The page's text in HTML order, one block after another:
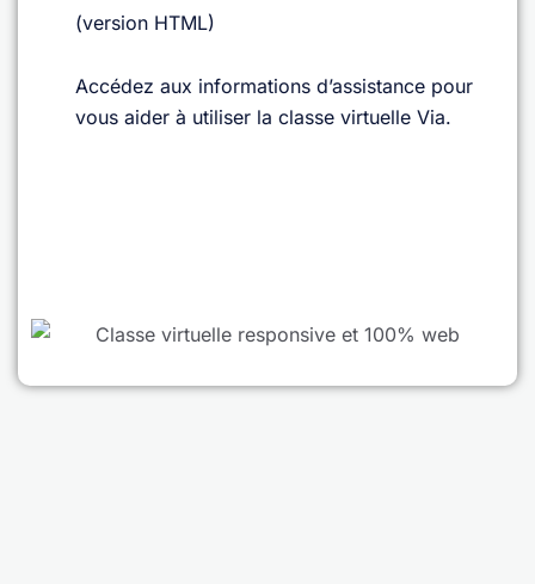
(version HTML)
Accédez aux informations d’assistance pour
vous aider à utiliser la classe virtuelle Via.